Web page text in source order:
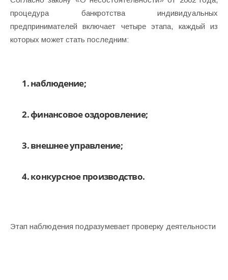
процедура банкротства индивидуальных
предпринимателей включает четыре этапа, каждый из
которых может стать последним:
наблюдение;
финансовое оздоровление;
внешнее управление;
конкурсное производство.
Этап наблюдения подразумевает проверку деятельности